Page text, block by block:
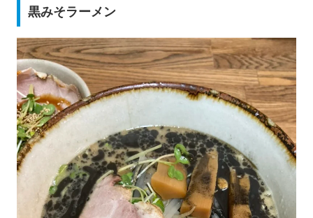
黒みそラーメン